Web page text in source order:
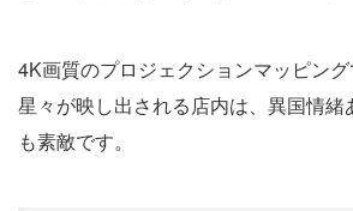
4K画質のプロジェクションマッピン
星々が映し出される店内は、異国情緒
も素敵です。